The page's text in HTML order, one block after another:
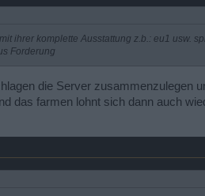
ihrer komplette Ausstattung z.b.: eu1 usw.
Forderung
die Server zusammenzulegen
das farmen lohnt sich dann auch